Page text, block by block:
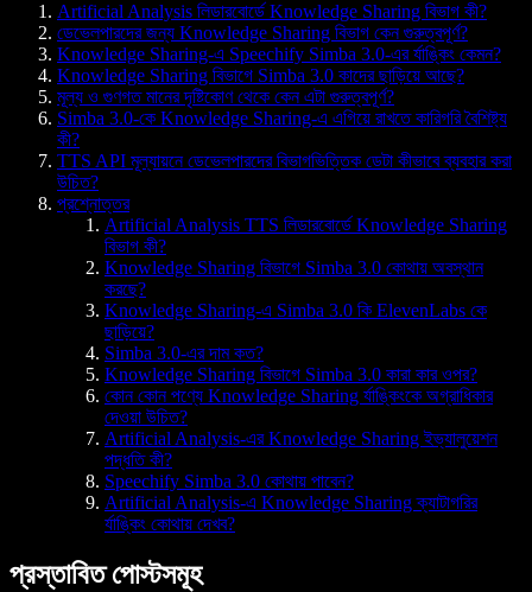
Artificial Analysis লিডারবোর্ডে Knowledge Sharing বিভাগ কী?
ডেভেলপারদের জন্য Knowledge Sharing বিভাগ কেন গুরুত্বপূর্ণ?
Knowledge Sharing-এ Speechify Simba 3.0-এর র্যাঙ্কিং কেমন?
Knowledge Sharing বিভাগে Simba 3.0 কাদের ছাড়িয়ে আছে?
মূল্য ও গুণগত মানের দৃষ্টিকোণ থেকে কেন এটা গুরুত্বপূর্ণ?
Simba 3.0-কে Knowledge Sharing-এ এগিয়ে রাখতে কারিগরি বৈশিষ্ট্য
কী?
TTS API মূল্যায়নে ডেভেলপারদের বিভাগভিত্তিক ডেটা কীভাবে ব্যবহার করা
উচিত?
প্রশ্নোত্তর
Artificial Analysis TTS লিডারবোর্ডে Knowledge Sharing
বিভাগ কী?
Knowledge Sharing বিভাগে Simba 3.0 কোথায় অবস্থান
করছে?
Knowledge Sharing-এ Simba 3.0 কি ElevenLabs কে
ছাড়িয়ে?
Simba 3.0-এর দাম কত?
Knowledge Sharing বিভাগে Simba 3.0 কারা কার ওপর?
কোন কোন পণ্যে Knowledge Sharing র্যাঙ্কিংকে অগ্রাধিকার
দেওয়া উচিত?
Artificial Analysis-এর Knowledge Sharing ইভ্যালুয়েশন
পদ্ধতি কী?
Speechify Simba 3.0 কোথায় পাবেন?
Artificial Analysis-এ Knowledge Sharing ক্যাটাগরির
র্যাঙ্কিং কোথায় দেখব?
প্রস্তাবিত পোস্টসমূহ